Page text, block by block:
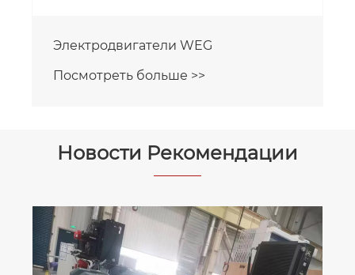
Электродвигатели VEM
Посмотреть больше >>
Новости Рекомендации